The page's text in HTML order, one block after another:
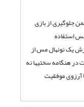
جلوگیری از بازی
استفاده
یک نونهال مس از
در هنگامه سختیها نه
آرزوی موفقیت